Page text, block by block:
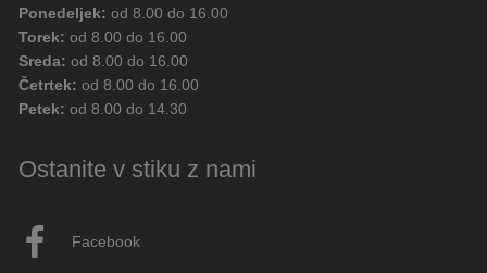
Ponedeljek: od 8.00 do 16.00
Torek: od 8.00 do 16.00
Sreda: od 8.00 do 16.00
Četrtek: od 8.00 do 16.00
Petek: od 8.00 do 14.30
Ostanite v stiku z nami
Facebook